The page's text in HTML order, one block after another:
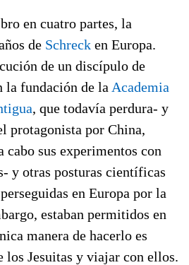
en cuatro partes, la
de Schreck en Europa.
de un discípulo de
la fundación de la Academia
, que todavía perdura- y
protagonista por China,
cabo sus experimentos con
y otras posturas científicas
en Europa por la
estaban permitidos en
manera de hacerlo es
los Jesuitas y viajar con ellos.